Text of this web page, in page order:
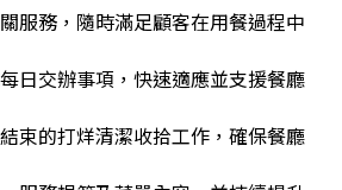
服務，隨時滿足顧客在用餐過程中
日交辦事項，快速適應並支援餐廳
束的打烊清潔收拾工作，確保餐廳